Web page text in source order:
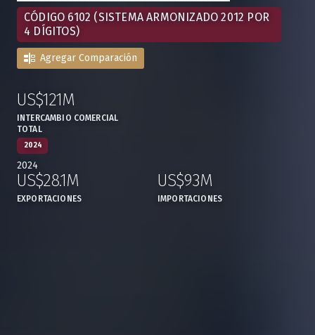
CÓDIGO 6102 (SISTEMA ARMONIZADO 2012 POR
4 DÍGITOS)
Agregar Comparación
2024
:US$121M
INTERCAMBIO COMERCIAL
TOTAL
2024
US$28.1M
EXPORTACIONES
US$93M
IMPORTACIONES